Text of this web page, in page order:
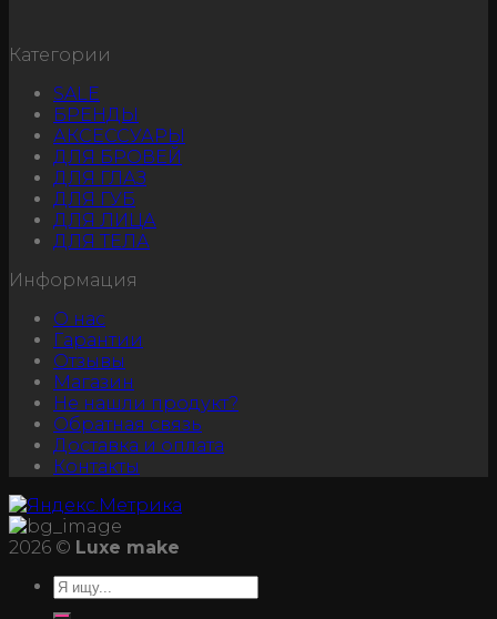
Категории
SALE
БРЕНДЫ
АКСЕССУАРЫ
ДЛЯ БРОВЕЙ
ДЛЯ ГЛАЗ
ДЛЯ ГУБ
ДЛЯ ЛИЦА
ДЛЯ ТЕЛА
Информация
О нас
Гарантии
Отзывы
Магазин
Не нашли продукт?
Обратная связь
Доставка и оплата
Контакты
2026 © Luxe make